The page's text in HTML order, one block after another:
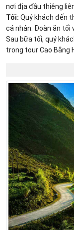
nơi địa đầu thiêng
Tối: Quý khách đến
cá nhân. Đoàn ăn tối
Sau bữa tối, quý
trong tour Cao Bằng